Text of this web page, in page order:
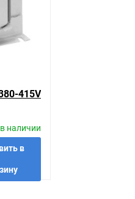
одни из лучших. Сравните
которые мы продаем,
купить сложно. Ассортимент
₽ может быть для Вас и
Есть поиск по позициям.
Закажите выгодную
покупать то, что нужно, что
415V
в наличии
в